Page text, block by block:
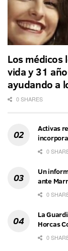
Los médicos
vida y 31
ayudando a
0 SHARES
Activas
0
Un
ante
0
La
Horcas
0